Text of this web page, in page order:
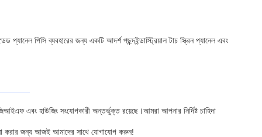
পিসি ব্যবহারের জন্য একটি আদর্শ পছন্দইন্ডাস্ট্রিয়াল টাচ স্ক্রিন প্যানেল এবং
এবং হাউজিং সংযোগকারী অন্তর্ভুক্ত রয়েছে।আমরা আপনার নির্দিষ্ট চাহিদা
করার জন্য আজই আমাদের সাথে যোগাযোগ করুন!